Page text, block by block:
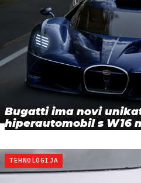
Bugatti ima novi
hiperautomobil s W16
TEHNOLOGIJA